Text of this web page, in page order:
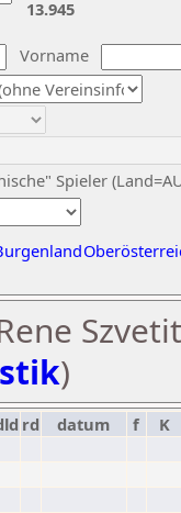
Vorname
Spieler
13.945
)
rd datum f
K